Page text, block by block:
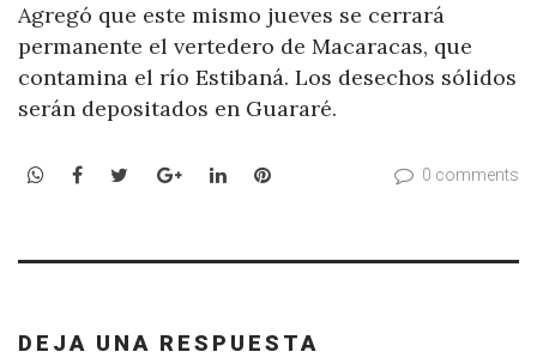
Agregó que este mismo jueves se cerrará
permanente el vertedero de Macaracas, que
contamina el río Estibaná. Los desechos sólidos
serán depositados en Guararé.
WhatsApp
Facebook
TwitterGoogle+LinkedInPinterest 0 comments
DEJA UNA RESPUESTA